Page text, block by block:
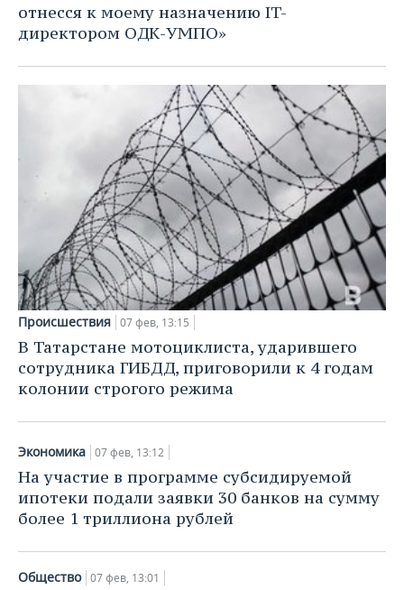
отнесся к моему назначению IT-
директором ОДК-УМПО»
Происшествия 07 фев, 13:15
В Татарстане мотоциклиста, ударившего
сотрудника ГИБДД, приговорили к 4 годам
колонии строгого режима
Экономика 07 фев, 13:12
На участие в программе субсидируемой
ипотеки подали заявки 30 банков на сумму
более 1 триллиона рублей
Общество 07 фев, 13:01